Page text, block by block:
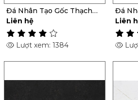
Đá Nhân Tạo Gốc Thạch
Anh Et Noir
Liên hệ
Lượt xem: 1384
Đá
Anh
Liên